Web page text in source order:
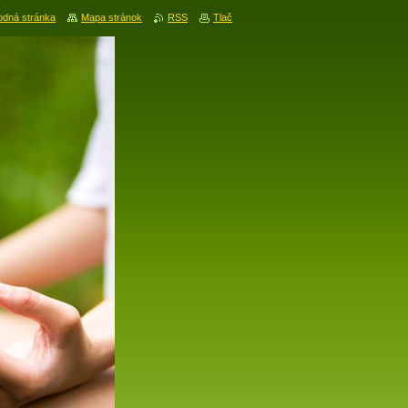
stránka Mapa stránok RSS Tlač